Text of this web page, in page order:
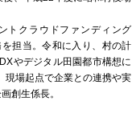
トクラウドファンディング
担当。令和に入り、村の計
やデジタル田園都市構想に
現場起点で企業との連携や実
創生係長。